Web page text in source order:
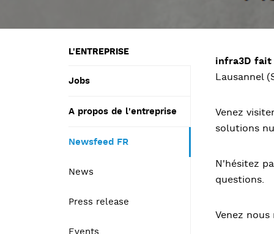
L'ENTREPRISE
Jobs
A propos de l'entreprise
Newsfeed FR
News
Press release
Events
infra3D fait
Lausannel
Venez
solutions
N'hésitez
questions.
Venez